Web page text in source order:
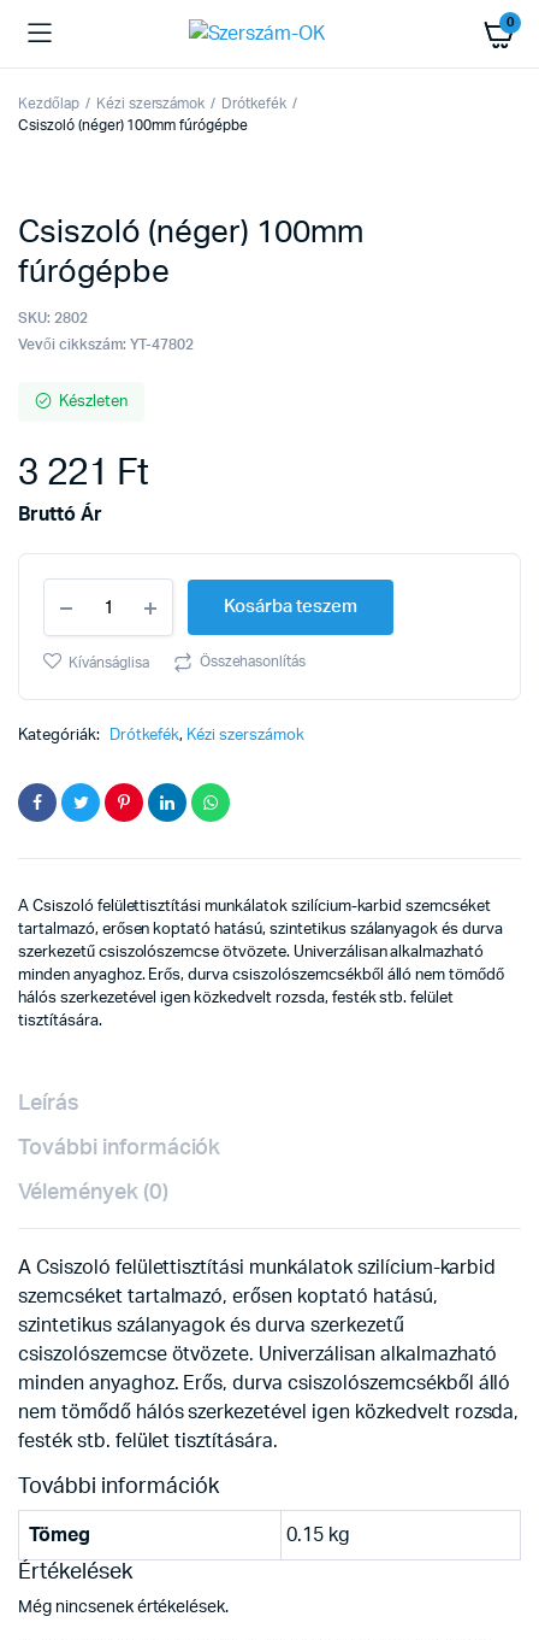
0
Kezdőlap Kézi szerszámok
Drótkefék
Csiszoló (néger) 100mm fúrógépbe
Csiszoló (néger) 100mm
fúrógépbe
SKU: 2802
Vevői cikkszám: YT-47802
Készleten
3 221 Ft
Bruttó Ár
(néger)
100mm
fúrógépbe
Kosárba teszem
Kívánságlisa Összehasonlítás
Kategóriák: Drótkefék, Kézi szerszámok
A Csiszoló felülettisztítási munkálatok szilícium-karbid szemcséket
tartalmazó, erősen koptató hatású, szintetikus szálanyagok és durva
szerkezetű csiszolószemcse ötvözete. Univerzálisan alkalmazható
minden anyaghoz. Erős, durva csiszolószemcsékből álló nem tömődő
hálós szerkezetével igen közkedvelt rozsda, festék stb. felület
tisztítására.
Leírás
További információk
Vélemények (0)
A Csiszoló felülettisztítási munkálatok szilícium-karbid
szemcséket tartalmazó, erősen koptató hatású,
szintetikus szálanyagok és durva szerkezetű
csiszolószemcse ötvözete. Univerzálisan alkalmazható
minden anyaghoz. Erős, durva csiszolószemcsékből álló
nem tömődő hálós szerkezetével igen közkedvelt rozsda,
festék stb. felület tisztítására.
További információk
Tömeg 0.15 kg
Értékelések
Még nincsenek értékelések.